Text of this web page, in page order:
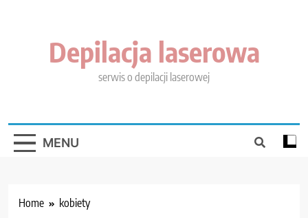
Depilacja laserowa
serwis o depilacji laserowej
MENU
Home kobiety